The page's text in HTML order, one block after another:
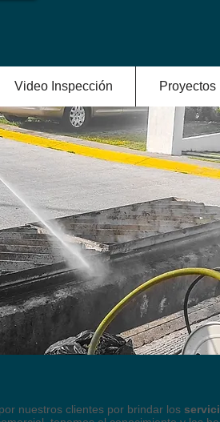
Video Inspección Proyectos
nuestros clientes por brindar los